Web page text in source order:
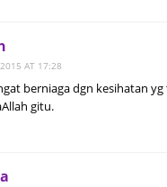
AT 17:28
berniaga dgn kesihatan
gitu.